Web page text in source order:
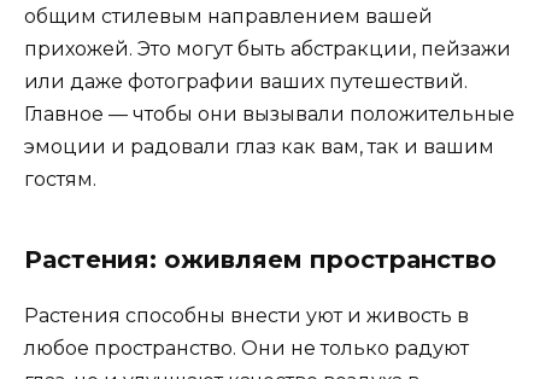
общим стилевым направлением вашей
прихожей. Это могут быть абстракции, пейзажи
или даже фотографии ваших путешествий.
Главное — чтобы они вызывали положительные
эмоции и радовали глаз как вам, так и вашим
гостям.
Растения: оживляем пространство
Растения способны внести уют и живость в
любое пространство. Они не только радуют